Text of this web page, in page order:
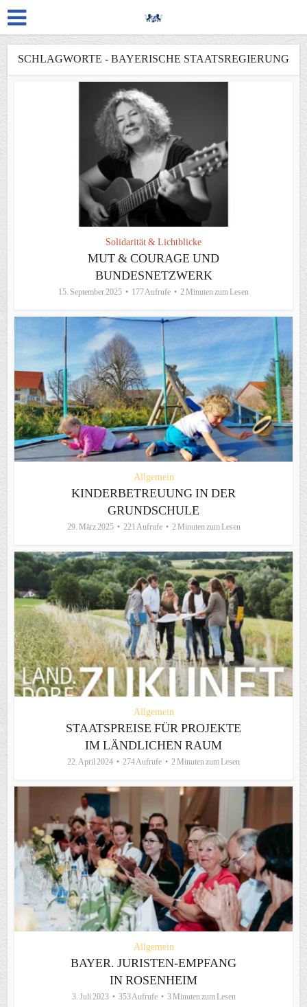
SCHLAGWORTE - BAYERISCHE STAATSREGIERUNG
Solidarität & Lichtblicke
MUT & COURAGE UND
BUNDESNETZWERK
15. September 2025 177 Aufrufe 2 Minuten zum Lesen
Allgemein
KINDERBETREUUNG IN DER
GRUNDSCHULE
29. März 2025 221 Aufrufe 2 Minuten zum Lesen
Allgemein
STAATSPREISE FÜR PROJEKTE
IM LÄNDLICHEN RAUM
22. April 2024 274 Aufrufe 2 Minuten zum Lesen
Allgemein
BAYER. JURISTEN-EMPFANG
IN ROSENHEIM
3. Juli 2023 353 Aufrufe 3 Minuten zum Lesen